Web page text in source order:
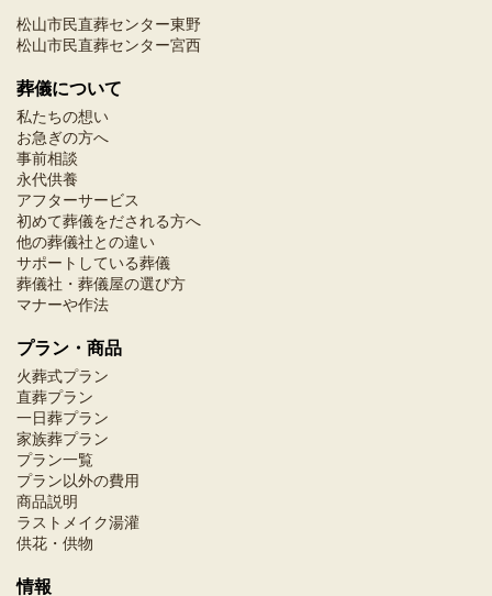
松山市民直葬センター東野
松山市民直葬センター宮西
葬儀について
私たちの想い
お急ぎの方へ
事前相談
永代供養
アフターサービス
初めて葬儀をだされる方へ
他の葬儀社との違い
サポートしている葬儀
葬儀社・葬儀屋の選び方
マナーや作法
プラン・商品
火葬式プラン
直葬プラン
一日葬プラン
家族葬プラン
プラン一覧
プラン以外の費用
商品説明
ラストメイク湯灌
供花・供物
情報